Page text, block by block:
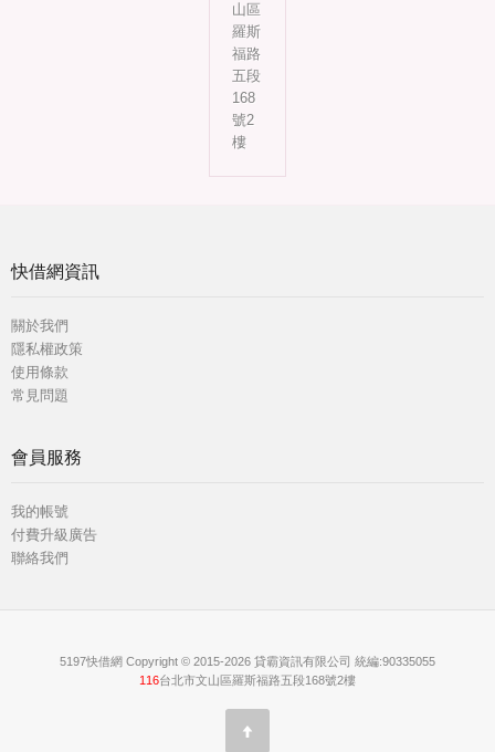
山區
羅斯
福路
五段
168
號2
樓
快借網資訊
關於我們
隱私權政策
使用條款
常見問題
會員服務
我的帳號
付費升級廣告
聯絡我們
5197快借網 Copyright © 2015-2026 貸霸資訊有限公司 統編:90335055
116台北市文山區羅斯福路五段168號2樓